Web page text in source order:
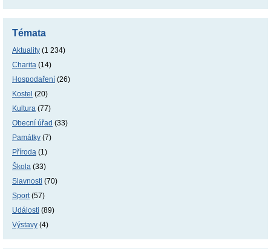
Témata
Aktuality (1 234)
Charita (14)
Hospodaření (26)
Kostel (20)
Kultura (77)
Obecní úřad (33)
Památky (7)
Příroda (1)
Škola (33)
Slavnosti (70)
Sport(57)
Události (89)
Výstavy (4)